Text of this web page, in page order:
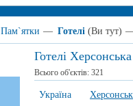
Пам`ятки — Готелі (Ви тут)
Готелі
Всього об'єктів: 321
Україна